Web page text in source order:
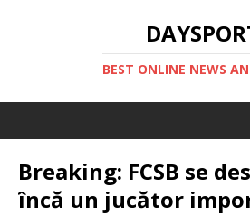
BEST ONLINE NEWS
Breaking: FCSB se
încă un jucător